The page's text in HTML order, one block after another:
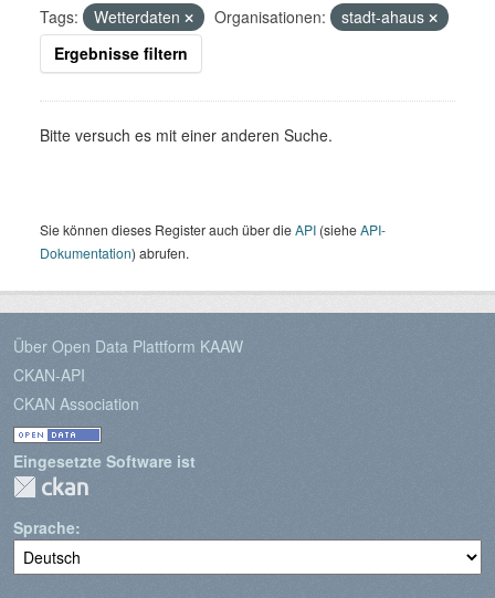
Tags: Wetterdaten Organisationen:
stadt-ahaus
Ergebnisse filtern
Bitte versuch es mit einer anderen Suche.
Sie können dieses Register auch über dieAPI (sieheAPI-
Dokumentation) abrufen.
Über Open Data Plattform KAAW
CKAN-API
CKAN Association
Eingesetzte Software ist
Sprache